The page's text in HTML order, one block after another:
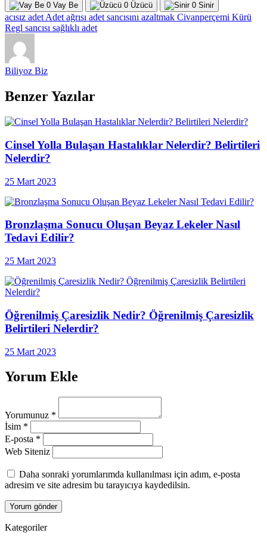
0 Vay Be 0 Üzücü 0 Sinir
acısız adet Adet ağrısı adet sancısını azaltmak Civanperçemi Kürü
Regl sancısı sağlıklı adet
Biliyoz Biz
Benzer Yazılar
Cinsel Yolla Bulaşan Hastalıklar Nelerdir? Belirtileri
Nelerdir?
25 Mart 2023
Bronzlaşma Sonucu Oluşan Beyaz Lekeler Nasıl
Tedavi Edilir?
25 Mart 2023
Öğrenilmiş Çaresizlik Nedir? Öğrenilmiş Çaresizlik
Belirtileri Nelerdir?
25 Mart 2023
Yorum Ekle
Yorumunuz *
İsim *
E-posta *
Web Siteniz
Daha sonraki yorumlarımda kullanılması için adım, e-posta
adresim ve site adresim bu tarayıcıya kaydedilsin.
Kategoriler